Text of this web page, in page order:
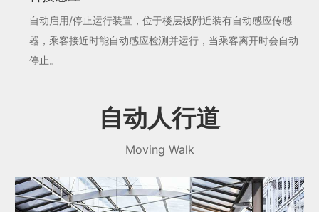
自动启用/停止运行装置，位于楼层板附近装有自动感应传感
器，乘客接近时能自动感应检测并运行，当乘客离开时会自动
停止。
自动人行道
Moving Walk